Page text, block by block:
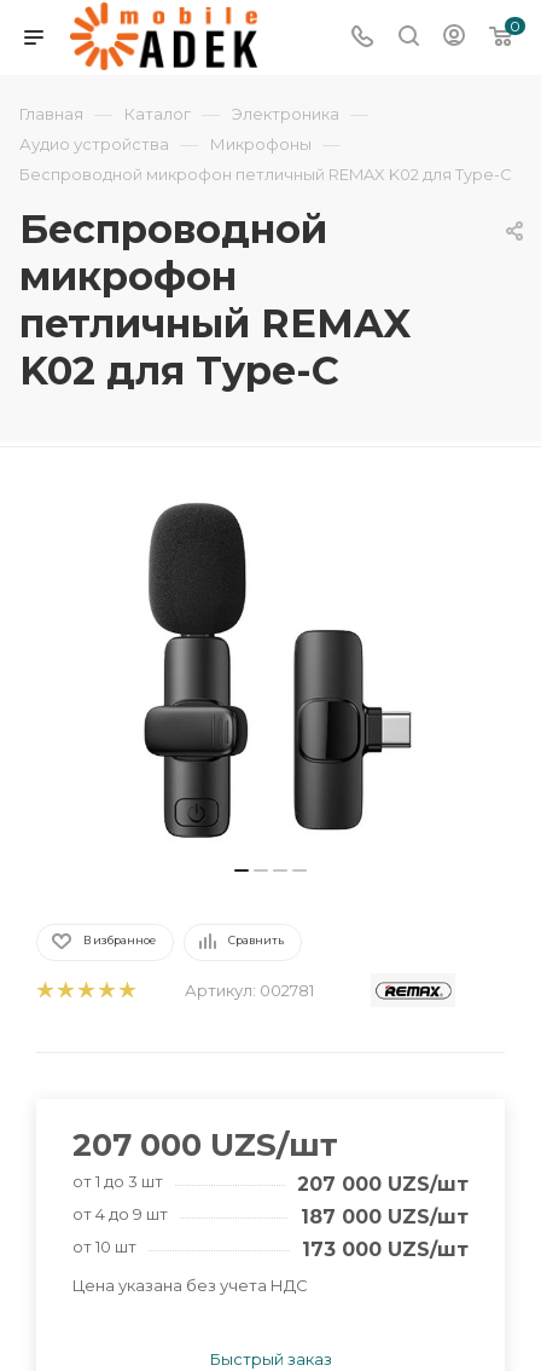
0
Главная — Каталог — Электроника —
Аудио устройства — Микрофоны —
Беспроводной микрофон петличный REMAX K02 для Type-C
Беспроводной
микрофон
петличный REMAX
K02 для Type-C
В избранное Сравнить
Артикул: 002781
207 000 UZS/шт
от 1 до 3 шт 207 000 UZS/шт
от 4 до 9 шт 187 000 UZS/шт
от 10 шт 173 000 UZS/шт
Цена указана без учета НДС
Быстрый заказ